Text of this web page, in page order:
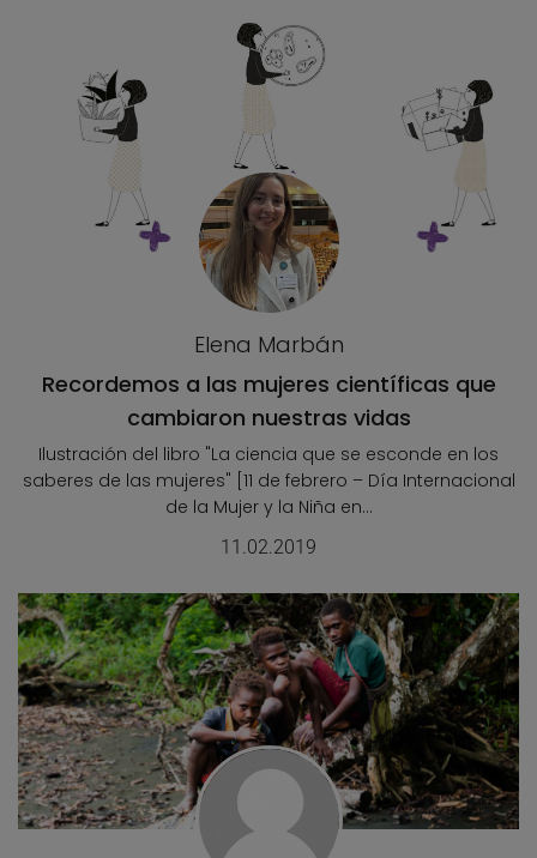
Elena Marbán
Recordemos a las mujeres científicas que
cambiaron nuestras vidas
Ilustración del libro "La ciencia que se esconde en los
saberes de las mujeres" [11 de febrero – Día Internacional
de la Mujer y la Niña en...
11.02.2019